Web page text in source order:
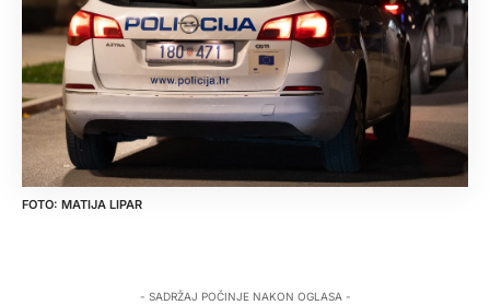
MATIJA LIPAR
- SADRŽAJ POČINJE NAKON OGLASA -